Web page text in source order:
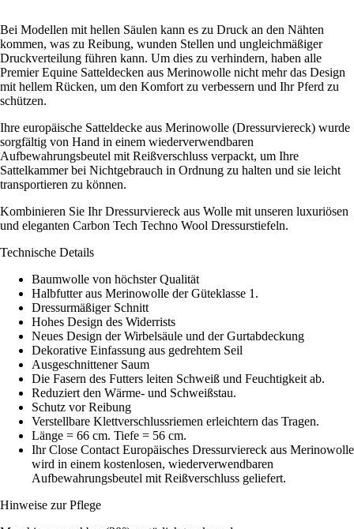
Bei Modellen mit hellen Säulen kann es zu Druck an den Nähten
kommen, was zu Reibung, wunden Stellen und ungleichmäßiger
Druckverteilung führen kann. Um dies zu verhindern, haben alle
Premier Equine Satteldecken aus Merinowolle nicht mehr das Design
mit hellem Rücken, um den Komfort zu verbessern und Ihr Pferd zu
schützen.
Ihre europäische Satteldecke aus Merinowolle (Dressurviereck) wurde
sorgfältig von Hand in einem wiederverwendbaren
Aufbewahrungsbeutel mit Reißverschluss verpackt, um Ihre
Sattelkammer bei Nichtgebrauch in Ordnung zu halten und sie leicht
transportieren zu können.
Kombinieren Sie Ihr Dressurviereck aus Wolle mit unseren luxuriösen
und eleganten Carbon Tech Techno Wool Dressurstiefeln.
Technische Details
Baumwolle von höchster Qualität
Halbfutter aus Merinowolle der Güteklasse 1.
Dressurmäßiger Schnitt
Hohes Design des Widerrists
Neues Design der Wirbelsäule und der Gurtabdeckung
Dekorative Einfassung aus gedrehtem Seil
Ausgeschnittener Saum
Die Fasern des Futters leiten Schweiß und Feuchtigkeit ab.
Reduziert den Wärme- und Schweißstau.
Schutz vor Reibung
Verstellbare Klettverschlussriemen erleichtern das Tragen.
Länge = 66 cm. Tiefe = 56 cm.
Ihr Close Contact Europäisches Dressurviereck aus Merinowolle
wird in einem kostenlosen, wiederverwendbaren
Aufbewahrungsbeutel mit Reißverschluss geliefert.
Hinweise zur Pflege